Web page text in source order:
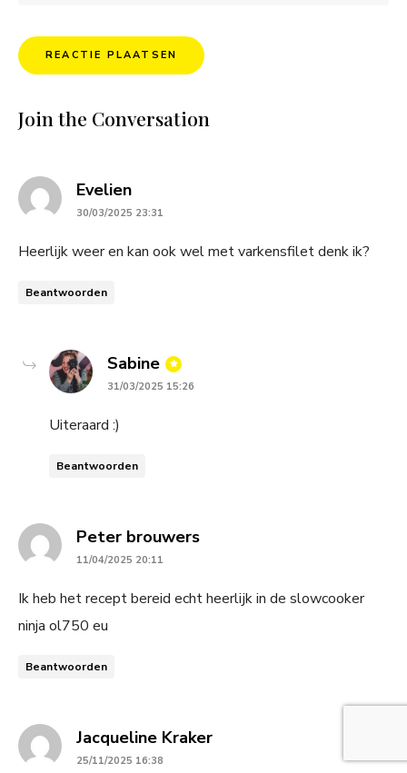
Join the Conversation
Eveliensays:
30/03/2025 23:31
Heerlijk weer en kan ook wel met varkensfilet denk ik?
Beantwoorden
Sabine says:
31/03/2025 15:26
Uiteraard :)
Beantwoorden
Peter brouwerssays:
11/04/2025 20:11
Ik heb het recept bereid echt heerlijk in de slowcooker
ninja ol750 eu
Beantwoorden
Jacqueline Krakersays:
25/11/2025 16:38